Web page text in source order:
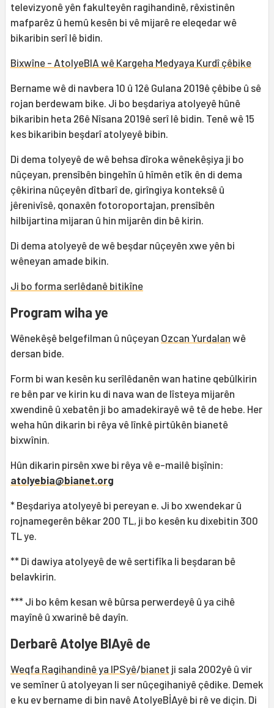
televizyonê yên fakulteyên ragihandinê, rêxistinên
mafparêz û hemû kesên bi vê mijarê re eleqedar wê
bikaribin serî lê bidin.
Bixwîne - AtolyeBIA wê Kargeha Medyaya Kurdî çêbike
Bername wê di navbera 10 û 12ê Gulana 2019ê çêbibe û sê
rojan berdewam bike. Ji bo beşdariya atolyeyê hûnê
bikaribin heta 26ê Nîsana 2019ê serî lê bidin. Tenê wê 15
kes bikaribin beşdarî atolyeyê bibin.
Di dema tolyeyê de wê behsa dîroka wênekêşiya ji bo
nûçeyan, prensîbên bingehîn û hîmên etîk ên di dema
çêkirina nûçeyên dîtbarî de, girîngiya konteksê û
jêrenivîsê, qonaxên fotoroportajan, prensîbên
hilbijartina mijaran û hin mijarên din bê kirin.
Di dema atolyeyê de wê beşdar nûçeyên xwe yên bi
wêneyan amade bikin.
Ji bo forma serlêdanê bitikîne
Program wiha ye
Wênekêşê belgefilman û nûçeyan Ozcan Yurdalan wê
dersan bide.
Form bi wan kesên ku serîlêdanên wan hatine qebûlkirin
re bên par ve kirin ku di nava wan de lîsteya mijarên
xwendinê û xebatên ji bo amadekirayê wê tê de hebe. Her
weha hûn dikarin bi rêya vê lînkê pirtûkên bianetê
bixwînin.
Hûn dikarin pirsên xwe bi rêya vê e-mailê bişînin:
atolyebia@bianet.org
* Beşdariya atolyeyê bi pereyan e. Ji bo xwendekar û
rojnamegerên bêkar 200 TL, ji bo kesên ku dixebitin 300
TL ye.
** Di dawiya atolyeyê de wê sertifîka li beşdaran bê
belavkirin.
*** Ji bo kêm kesan wê bûrsa perwerdeyê û ya cihê
mayînê û xwarinê bê dayîn.
Derbarê Atolye BIAyê de
Weqfa Ragihandinê ya IPSyê/bianet ji sala 2002yê û vir
ve semîner û atolyeyan li ser nûçegihaniyê çêdike. Demek
e ku ev bername di bin navê AtolyeBİAyê bi rê ve diçin. Di